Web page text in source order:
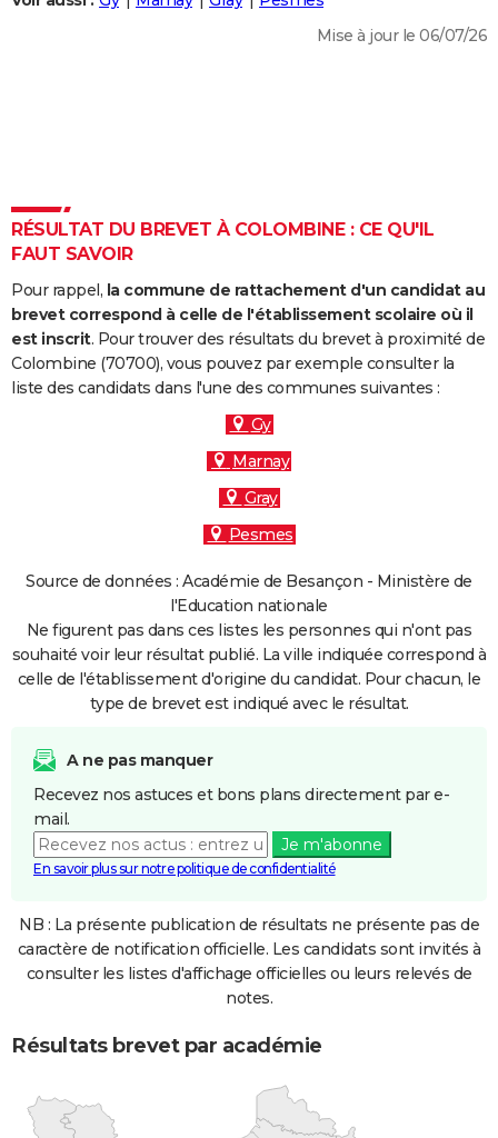
DICTIONNAIRE
Dictionnaire
Biographies
Citations
Expressions
Proverbes
PROGRAMME TV
COPAINS D'AVANT
S'inscrire
Se connecter
Lycées
Collèges
Primaires
Universités
Entreprises
Service militaire
Avis de recherche
AVIS DE DÉCÈS
FORUM
Mise à jour le 06/07/26
RÉSULTAT DU BREVET À COLOMBINE : CE QU'IL
FAUT SAVOIR
Pour rappel, la commune de rattachement d'un candidat au
brevet correspond à celle de l'établissement scolaire où il
est inscrit. Pour trouver des résultats du brevet à proximité de
Colombine (70700), vous pouvez par exemple consulter la
liste des candidats dans l'une des communes suivantes :
Gy
Marnay
Gray
Pesmes
Source de données : Académie de Besançon - Ministère de
l'Education nationale
Ne figurent pas dans ces listes les personnes qui n'ont pas
souhaité voir leur résultat publié. La ville indiquée correspond à
celle de l'établissement d'origine du candidat. Pour chacun, le
type de brevet est indiqué avec le résultat.
A ne pas manquer
Recevez nos astuces et bons plans directement par e-
mail.
Je m'abonne
En savoir plus sur notre politique de confidentialité
NB : La présente publication de résultats ne présente pas de
caractère de notification officielle. Les candidats sont invités à
consulter les listes d'affichage officielles ou leurs relevés de
notes.
Résultats brevet par académie